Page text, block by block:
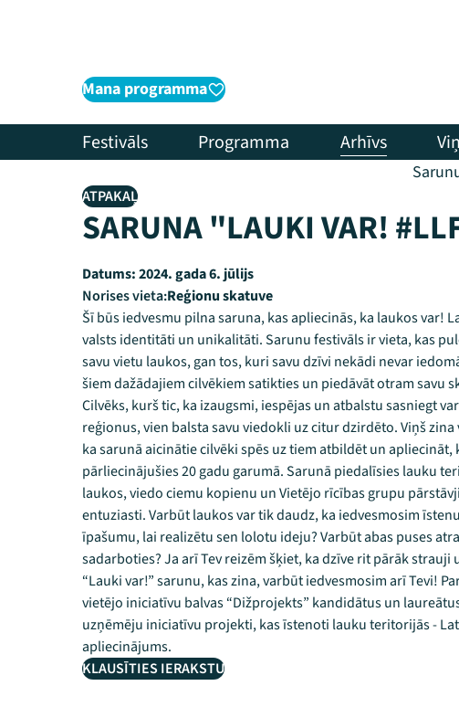
Mana programma
Festivāls Programma Arhīvs
ATPAKAĻ
SARUNA "LAUKI VAR!
Datums:2024. gada 6. jūlijs
Norises vieta:Reģionu skatuve
Šī būs iedvesmu pilna saruna, kas apliecinās, ka laukos var!
valsts identitāti un unikalitāti. Sarunu festivāls ir vieta, kas
savu vietu laukos, gan tos, kuri savu dzīvi nekādi nevar
šiem dažādajiem cilvēkiem satikties un piedāvāt otram savu
Cilvēks, kurš tic, ka izaugsmi, iespējas un atbalstu sasniegt
reģionus, vien balsta savu viedokli uz citur dzirdēto. Viņš
ka sarunā aicinātie cilvēki spēs uz tiem atbildēt un apliecināt,
pārliecinājušies 20 gadu garumā. Sarunā piedalīsies lauku
laukos, viedo ciemu kopienu un Vietējo rīcības grupu
entuziasti. Varbūt laukos var tik daudz, ka iedvesmosim
īpašumu, lai realizētu sen lolotu ideju? Varbūt abas puses
sadarboties? Ja arī Tev reizēm šķiet, ka dzīve rit pārāk
“Lauki var!” sarunu, kas zina, varbūt iedvesmosim arī Tevi!
vietējo iniciatīvu balvas “Dižprojekts” kandidātus un
uzņēmēju iniciatīvu projekti, kas īstenoti lauku teritorijās -
apliecinājums.
KLAUSĪTIES IERAKSTU